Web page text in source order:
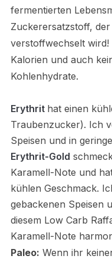
fermentierten
Zucker­ersatzstoff,
verstoffwechselt
Kalorien und auch
Kohlenhydrate.
Erythrit hat einen
Traubenzucker). Ich
Speisen und in
Erythrit-Gold s
Karamell-Note und
kühlen Geschmack.
gebackenen Speisen
diesem Low Carb
Karamell-Note
Paleo: Wenn ihr